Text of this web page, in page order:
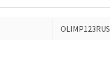
OLIMP123RUS